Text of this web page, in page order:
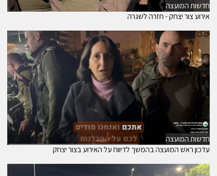
חדשות המועצה
אירוע צור יצחק - חזרה לשגרה
חדשות המועצה
עדכון ראש המועצה בהמשך לדיווח על האירוע בצור יצחק